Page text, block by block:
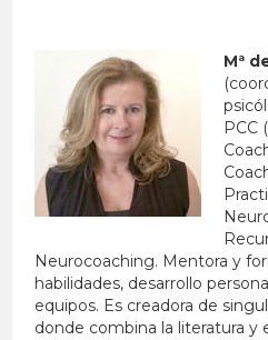
Mª
PCC
Neurocoaching. Mentora y
habilidades, desarrollo
equipos. Es creadora de
donde combina la literatura y